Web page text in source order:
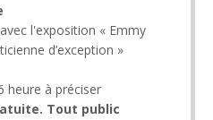
l'exposition « Emmy
d’exception »
heure à préciser
Tout public